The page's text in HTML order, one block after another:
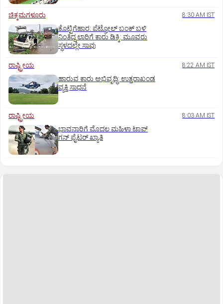
ಚಿಕ್ಕಮಗಳೂರು 8:30 AM IST
ಕೊಟ್ಟಿಗೆಹಾರ: ಪೆಟ್ರೋಲ್ ಬಂಕ್ ಬಳಿ
ನಿಂತಿದ್ದ ಲಾರಿಗೆ ಕಾರು ಡಿಕ್ಕಿ: ಮೂವರು
ಸ್ಥಳದಲ್ಲೇ ಸಾವು
ರಾಷ್ಟ್ರೀಯ 8:22 AM IST
ಹಾರುವ ಕಾರು ಅಭಿವೃದ್ಧಿ: ಉತ್ತರಾಖಂಡ
ವ್ಯಕ್ತಿ ಸಾಧನೆ
ರಾಷ್ಟ್ರೀಯ 8:03 AM IST
ಭಾವನಾರಿಗೆ ಮೊದಲ ಮಹಿಳಾ ಟಾಪ್‌
ಗನ್‌ ಫೈಟರ್‌ ಖ್ಯಾತಿ